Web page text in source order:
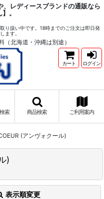
レディースブランドの通販なら
。
り扱い中です。18時までのご注文は即日発
ます。
（北海道・沖縄は別途）
カート ログイン
索 商品検索 ご利用案内
(アンヴォクール)
)
表示順変更